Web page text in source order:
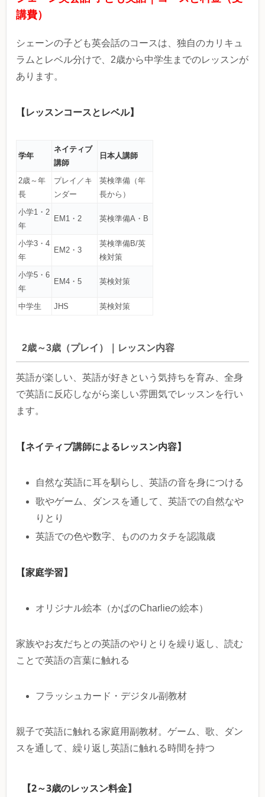
講費）
シェーンの子ども英会話のコースは、独⾃のカリキュ
ラムとレベル分けで、2歳から中学⽣までのレッスンが
あります。
【レッスンコースとレベル】
学年
ネイティブ
講師
日本人講師
2歳～年
長
プレイ／キ
ンダー
英検準備（年
長から）
小学1・2
年
EM1・2 英検準備A・B
小学3・4
年
EM2・3
英検準備B/英
検対策
小学5・6
年
EM4・5 英検対策
中学生 JHS 英検対策
2歳～3歳（プレイ）｜レッスン内容
英語が楽しい、英語が好きという気持ちを育み、全身
で英語に反応しながら楽しい雰囲気でレッスンを行い
ます。
【ネイティブ講師によるレッスン内容】
自然な英語に耳を馴らし、英語の音を身につける
歌やゲーム、ダンスを通して、英語での自然なや
りとり
英語での色や数字、もののカタチを認識歳
【家庭学習】
オリジナル絵本（かばのCharlieの絵本）
家族やお友だちとの英語のやりとりを繰り返し、読む
ことで英語の言葉に触れる
フラッシュカード・デジタル副教材
親子で英語に触れる家庭用副教材。ゲーム、歌、ダン
スを通して、繰り返し英語に触れる時間を持つ
【2～3歳のレッスン料金】